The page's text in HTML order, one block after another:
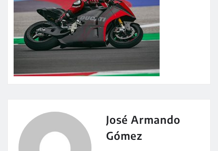
José Armando
Gómez